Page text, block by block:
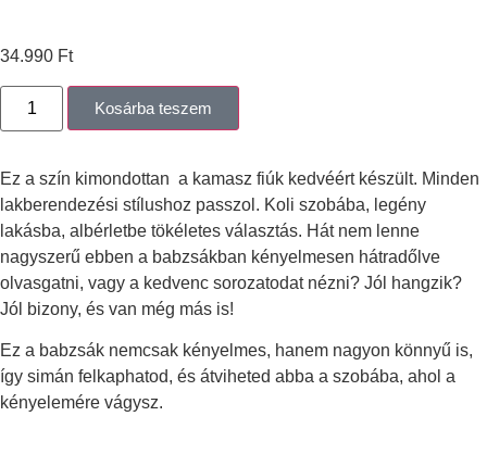
34.990 Ft
Kosárba teszem
Ez a szín kimondottan a kamasz fiúk kedvéért készült. Minden
lakberendezési stílushoz passzol. Koli szobába, legény
lakásba, albérletbe tökéletes választás. Hát nem lenne
nagyszerű ebben a babzsákban kényelmesen hátradőlve
olvasgatni, vagy a kedvenc sorozatodat nézni? Jól hangzik?
Jól bizony, és van még más is!
Ez a babzsák nemcsak kényelmes, hanem nagyon könnyű is,
így simán felkaphatod, és átviheted abba a szobába, ahol a
kényelemére vágysz.